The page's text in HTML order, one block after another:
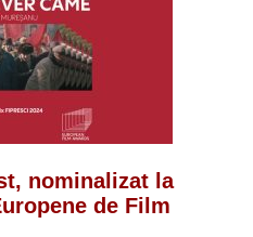
nominalizat la
de Film